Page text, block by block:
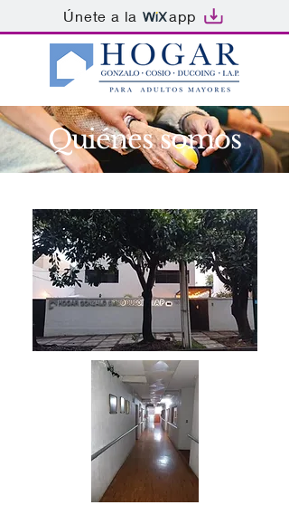
Únete a la app
Quiénes somos